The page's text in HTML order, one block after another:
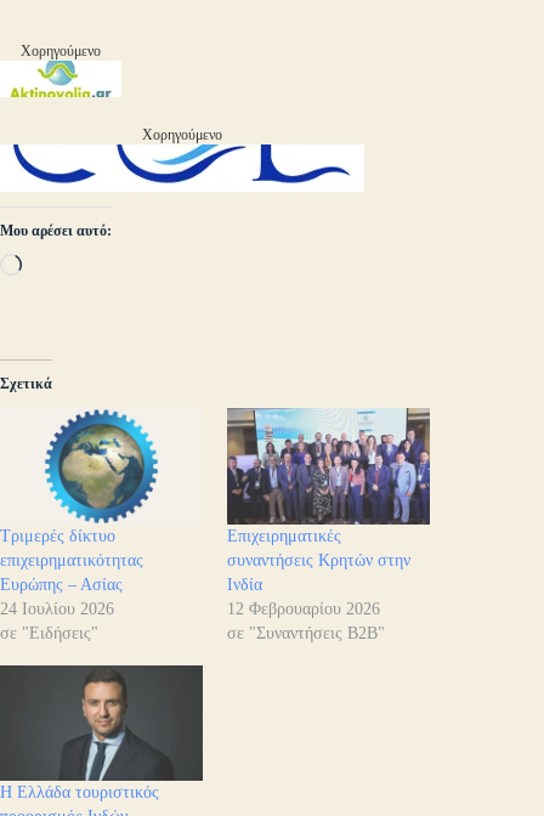
Χορηγούμενο
Χορηγούμενο
Μου αρέσει αυτό:
Loading…
Σχετικά
Τριμερές δίκτυο
επιχειρηματικότητας
Ευρώπης – Ασίας
24 Ιουλίου 2026
σε "Ειδήσεις"
Επιχειρηματικές
συναντήσεις Κρητών στην
Ινδία
12 Φεβρουαρίου 2026
σε "Συναντήσεις B2B"
Η Ελλάδα τουριστικός